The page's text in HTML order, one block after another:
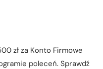
zł za Konto Firmowe
poleceń. Sprawdź